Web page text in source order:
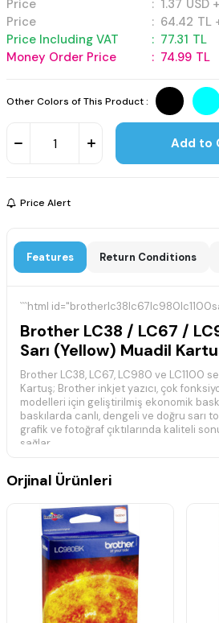
Price : 1.37 USD
Price
: 64.42 TL
Price Including VAT
: 77.31 TL
Money Order Price
: 74.99 TL
Other Colors of This Product :
Add to
Price Alert
Features Return Conditions
```html
Brother LC38 / LC67 /
Sarı (Yellow) Muadil
Brother LC38, LC67, LC980 ve LC1100
Kartuş; Brother inkjet yazıcı, çok
modelleri için geliştirilmiş ekonomik
baskılarda canlı, dengeli ve doğru sarı
grafik ve fotoğraf çıktılarında kaliteli
sağlar.
bir alternatif sunar. Yazıcı ile uyumlu
akışı sağlar ve günlük ev/ofis
verir.
LC38 / LC67 / LC980 / LC1100 sarı
dokümanlar ve görsel ağırlıklı
tonlar elde edilmesine yardımcı olur.
Ürün Özellikleri
Brother LC38 / LC67 / LC980 /
kartuş
Orjinal Ürünleri